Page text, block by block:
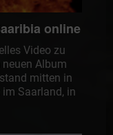
online
Video zu
neuen Album
mitten in
Saarland, in